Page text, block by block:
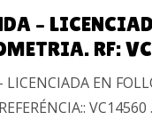
–
RF:
LICENCIADA EN
REFERÉNCIA:: VC14560